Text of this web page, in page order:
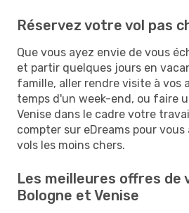
Réservez votre vol pas
Que vous ayez envie de vous
et partir quelques jours en
famille, aller rendre visite à vos
temps d'un week-end, ou faire
Venise dans le cadre votre
compter sur eDreams pour
vols les moins chers.
Les meilleures offres de
Bologne et Venise